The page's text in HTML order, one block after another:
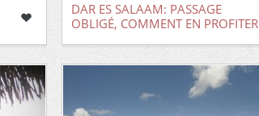
DAR ES SALAAM: PASSAGE
OBLIGÉ, COMMENT EN PROFITER